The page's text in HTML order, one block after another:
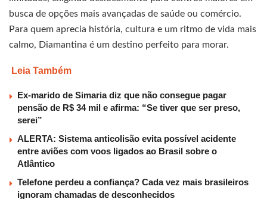
busca de opções mais avançadas de saúde ou comércio.
Para quem aprecia história, cultura e um ritmo de vida mais
calmo, Diamantina é um destino perfeito para morar.
Leia Também
Ex-marido de Simaria diz que não consegue pagar
pensão de R$ 34 mil e afirma: “Se tiver que ser preso,
serei”
ALERTA: Sistema anticolisão evita possível acidente
entre aviões com voos ligados ao Brasil sobre o
Atlântico
Telefone perdeu a confiança? Cada vez mais brasileiros
ignoram chamadas de desconhecidos